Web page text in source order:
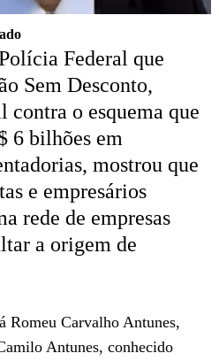
Federal que
Sem Desconto,
contra o esquema que
6 bilhões em
mostrou que
e empresários
rede de empresas
a origem de
Romeu Carvalho Antunes,
Antunes, conhecido